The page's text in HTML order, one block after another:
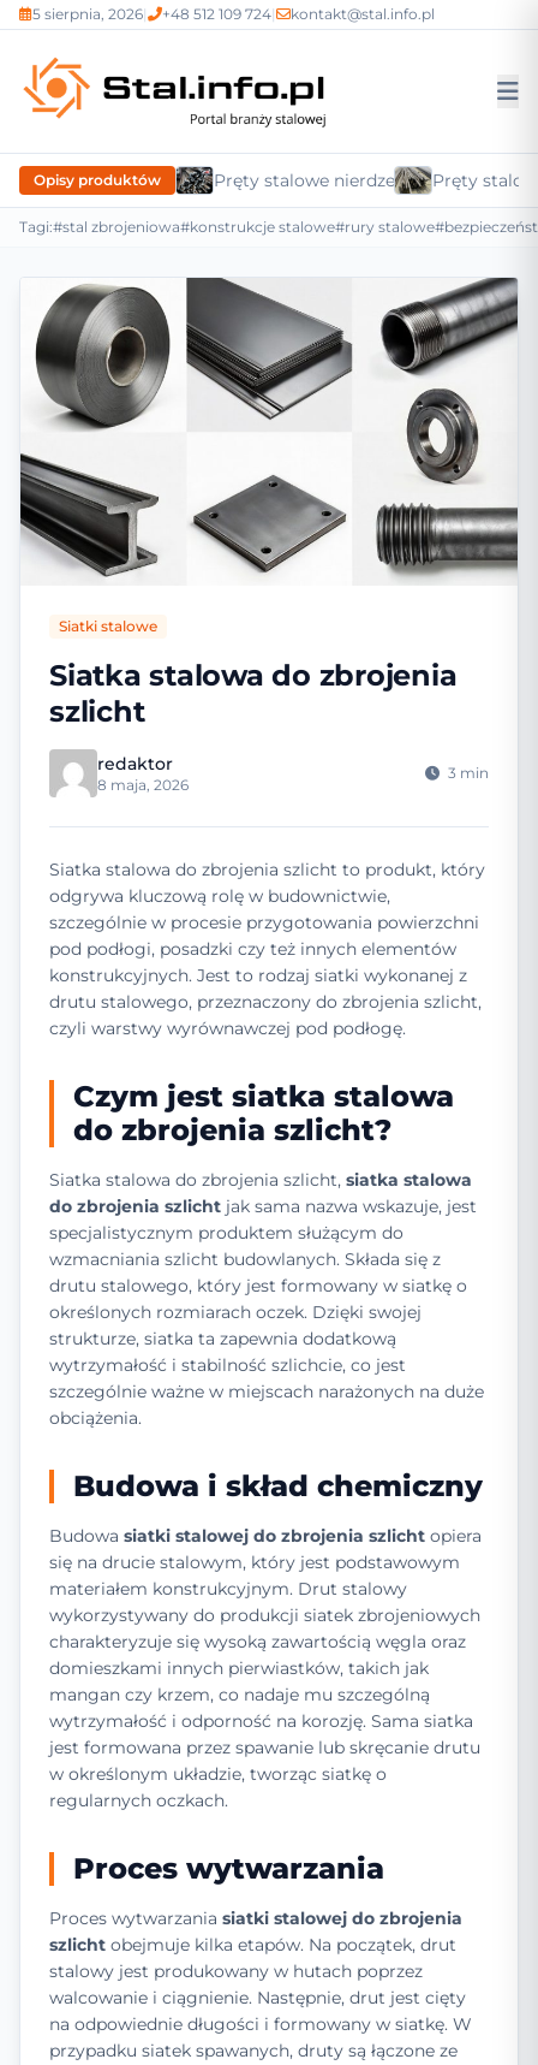
5 sierpnia, 2026| +48 512 109 724| kontakt@stal.info.pl
Opisy produktów Pręty stalowe nierdzewnePręty
Tagi:#stal zbrojeniowa#konstrukcje stalowe#rury stalowe
Siatki stalowe
Siatka stalowa do zbrojenia
szlicht
redaktor
8 maja, 2026
3 min
Siatka stalowa do zbrojenia szlicht to produkt, który
odgrywa kluczową rolę w budownictwie,
szczególnie w procesie przygotowania powierzchni
pod podłogi, posadzki czy też innych elementów
konstrukcyjnych. Jest to rodzaj siatki wykonanej z
drutu stalowego, przeznaczony do zbrojenia szlicht,
czyli warstwy wyrównawczej pod podłogę.
Czym jest siatka stalowa
do zbrojenia szlicht?
Siatka stalowa do zbrojenia szlicht, siatka stalowa
do zbrojenia szlicht jak sama nazwa wskazuje, jest
specjalistycznym produktem służącym do
wzmacniania szlicht budowlanych. Składa się z
drutu stalowego, który jest formowany w siatkę o
określonych rozmiarach oczek. Dzięki swojej
strukturze, siatka ta zapewnia dodatkową
wytrzymałość i stabilność szlichcie, co jest
szczególnie ważne w miejscach narażonych na duże
obciążenia.
Budowa i skład chemiczny
Budowa siatki stalowej do zbrojenia szlicht opiera
się na drucie stalowym, który jest podstawowym
materiałem konstrukcyjnym. Drut stalowy
wykorzystywany do produkcji siatek zbrojeniowych
charakteryzuje się wysoką zawartością węgla oraz
domieszkami innych pierwiastków, takich jak
mangan czy krzem, co nadaje mu szczególną
wytrzymałość i odporność na korozję. Sama siatka
jest formowana przez spawanie lub skręcanie drutu
w określonym układzie, tworząc siatkę o
regularnych oczkach.
Proces wytwarzania
Proces wytwarzania siatki stalowej do zbrojenia
szlicht obejmuje kilka etapów. Na początek, drut
stalowy jest produkowany w hutach poprzez
walcowanie i ciągnienie. Następnie, drut jest cięty
na odpowiednie długości i formowany w siatkę. W
przypadku siatek spawanych, druty są łączone ze